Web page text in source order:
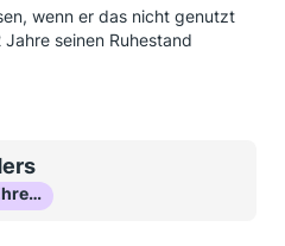
wenn er das nicht genutzt
seinen Ruhestand
Finanzgenie (Ehrenmitglied)